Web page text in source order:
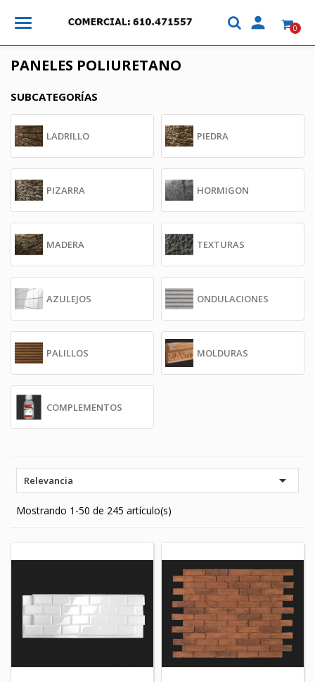
 0
PANELES POLIURETANO
SUBCATEGORÍAS
LADRILLO PIEDRA
PIZARRA HORMIGON
MADERA TEXTURAS
AZULEJOS ONDULACIONES
PALILLOS MOLDURAS
COMPLEMENTOS
Relevancia 
Mostrando 1-50 de 245 artículo(s)